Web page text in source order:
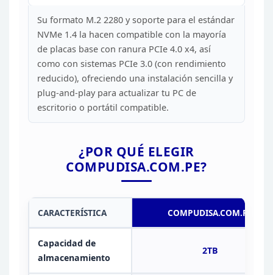
Su formato M.2 2280 ysoporte para el estándar
NVMe 1.4 la hacen compatible con la mayoría
de placas base con ranura PCIe 4.0 x4, así
como con sistemas PCIe 3.0 (con rendimiento
reducido), ofreciendo una instalación sencilla y
plug-and-playpara actualizar tu PC de
escritorio o portátil compatible.
¿POR QUÉ ELEGIR
COMPUDISA.COM.PE?
CARACTERÍSTICA COMPUDISA.COM.PE
Capacidad de
almacenamiento
2TB